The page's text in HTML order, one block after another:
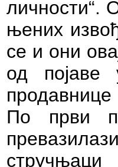
личности“.
њених
се и они
од појаве
По први